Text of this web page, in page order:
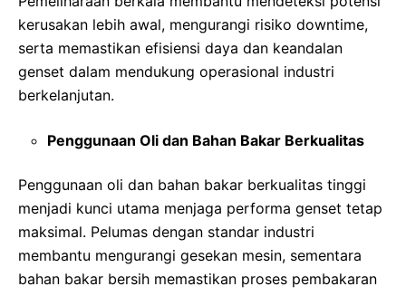
kerusakan lebih awal, mengurangi risiko downtime,
serta memastikan efisiensi daya dan keandalan
genset dalam mendukung operasional industri
berkelanjutan.
Penggunaan Oli dan Bahan Bakar Berkualitas
Penggunaan oli dan bahan bakar berkualitas tinggi
menjadi kunci utama menjaga performa genset tetap
maksimal. Pelumas dengan standar industri
membantu mengurangi gesekan mesin, sementara
bahan bakar bersih memastikan proses pembakaran